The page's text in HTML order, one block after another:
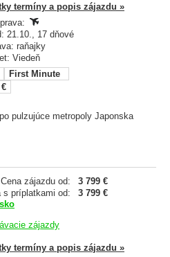
termíny a popis zájazdu »
21.10., 17 dňové
raňajky
Viedeň
First Minute
pulzujúce metropoly Japonska
Cena zájazdu od:
3 799 €
s príplatkami od:
3 799 €
zájazdy
termíny a popis zájazdu »